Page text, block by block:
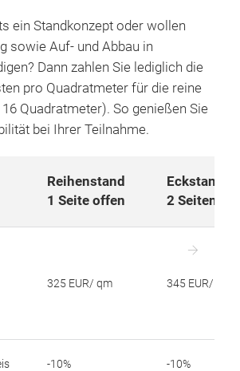
ein Standkonzept oder wollen
sowie Auf- und Abbau in
Dann zahlen Sie lediglich die
pro Quadratmeter für die reine
Quadratmeter). So genießen Sie
bei Ihrer Teilnahme.
Reihenstand
1 Seite offen
Eckstand
2 Seiten
325 EUR/ qm 345 EUR/ qm
-10% -10%